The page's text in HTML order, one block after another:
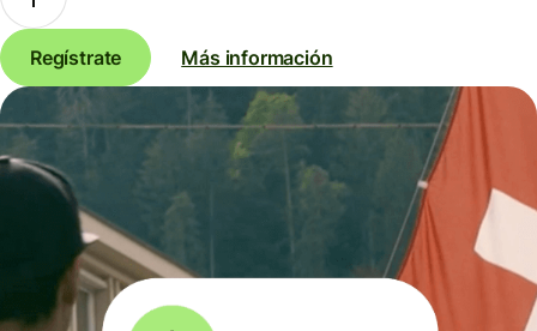
Regístrate Más información